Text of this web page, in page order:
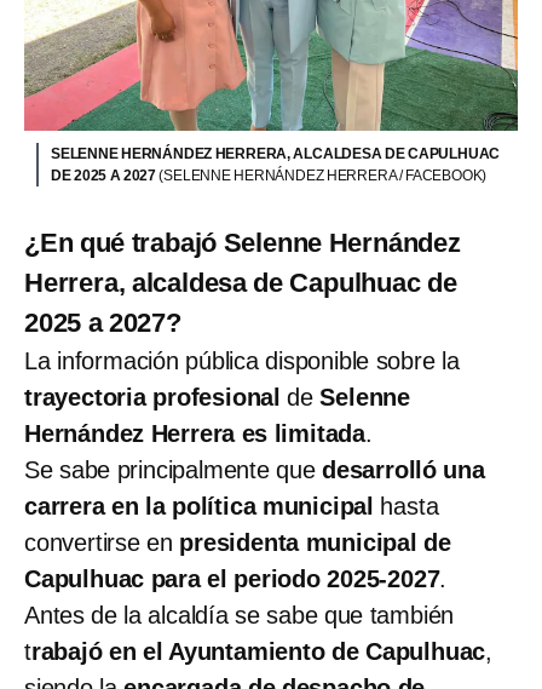
SELENNE HERNÁNDEZ HERRERA, ALCALDESA DE CAPULHUAC
DE 2025 A 2027(SELENNE HERNÁNDEZ HERRERA / FACEBOOK)
¿En qué trabajó Selenne Hernández
Herrera, alcaldesa de Capulhuac de
2025 a 2027?
La información pública disponible sobre la
trayectoria profesionaldeSelenne
Hernández Herrera es limitada.
Se sabe principalmente que desarrolló una
carrera en la política municipal hasta
convertirse en presidenta municipal de
Capulhuac para el periodo 2025-2027.
Antes de la alcaldía se sabe que también
trabajó en el Ayuntamiento de Capulhuac,